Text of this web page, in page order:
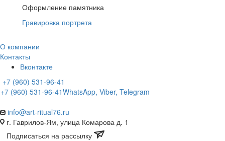
Оформление памятника
Гравировка портрета
О компании
Контакты
Вконтакте
+7 (960) 531-96-41
+7 (960) 531-96-41WhatsApp, Viber, Telegram
info@art-ritual76.ru
г. Гаврилов-Ям, улица Комарова д. 1
Подписаться на рассылку